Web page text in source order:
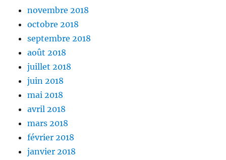
novembre 2018
octobre 2018
septembre 2018
août 2018
juillet 2018
juin 2018
mai 2018
avril 2018
mars 2018
février 2018
janvier 2018